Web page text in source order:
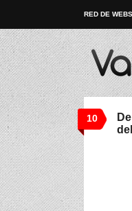
RED DE WEBS
10